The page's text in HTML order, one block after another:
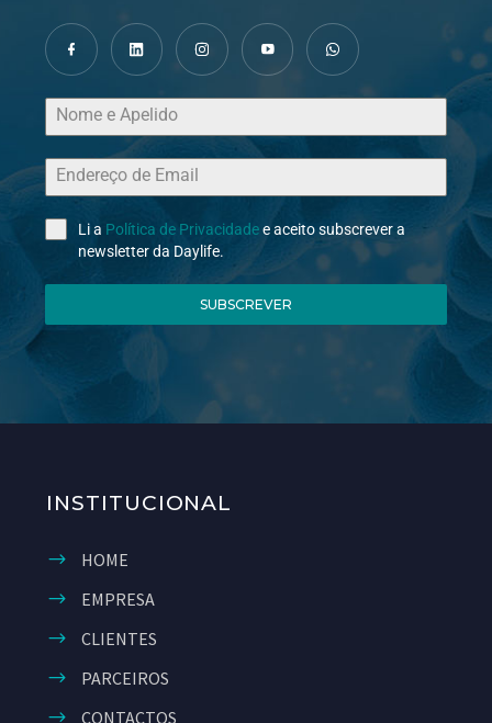
Li a Política de Privacidadee aceito subscrever a
newsletter da Daylife.
SUBSCREVER
INSTITUCIONAL
HOME
EMPRESA
CLIENTES
PARCEIROS
CONTACTOS